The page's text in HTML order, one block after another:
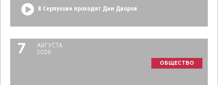
В Серпухове проходят Дни Дворов
7
АВГУСТА
2026
ОБЩЕСТВО